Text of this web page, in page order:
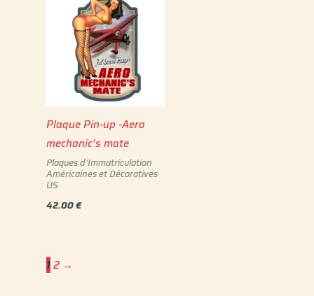
Plaque Pin-up -Aero
mechanic’s mate
Plaques d'Immatriculation
Américaines et Décoratives
US
42.00€
12 →